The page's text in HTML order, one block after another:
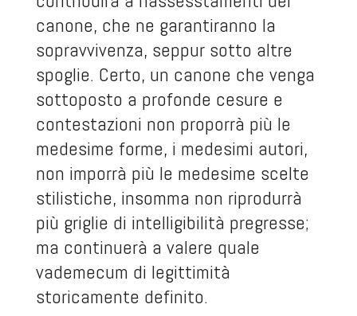
canone, che ne garantiranno la
sopravvivenza, seppur sotto altre
spoglie. Certo, un canone che venga
sottoposto a profonde cesure e
contestazioni non proporrà più le
medesime forme, i medesimi autori,
non imporrà più le medesime scelte
stilistiche, insomma non riprodurrà
più griglie di intelligibilità pregresse;
ma continuerà a valere quale
vademecum di legittimità
storicamente definito.